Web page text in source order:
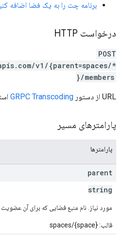
برنامه چت را به یک فضا اضافه
درخواست HTTP
POST
v1/{parent=spaces/*
}/members
URL از دستور GRPC Transcoding
پارامترهای مسیر
پارامترها
parent
string
مورد نیاز. نام منبع فضایی که برای آن
قالب: spaces/{space}